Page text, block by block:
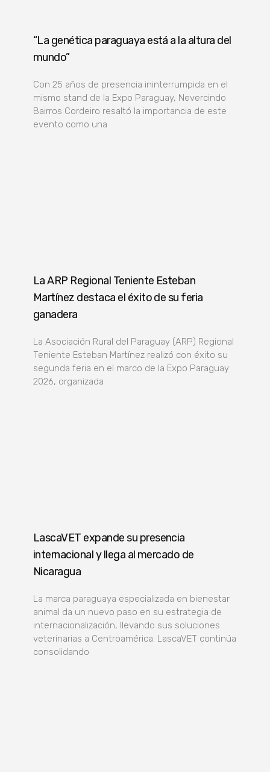
“La genética paraguaya está a la altura del
mundo”
Con 25 años de presencia ininterrumpida en el
mismo stand de la Expo Paraguay, Nevercindo
Bairros Cordeiro resaltó la importancia de este
evento como una
La ARP Regional Teniente Esteban
Martínez destaca el éxito de su feria
ganadera
La Asociación Rural del Paraguay (ARP) Regional
Teniente Esteban Martínez realizó con éxito su
segunda feria en el marco de la Expo Paraguay
2026, organizada
LascaVET expande su presencia
internacional y llega al mercado de
Nicaragua
La marca paraguaya especializada en bienestar
animal da un nuevo paso en su estrategia de
internacionalización, llevando sus soluciones
veterinarias a Centroamérica. LascaVET continúa
consolidando